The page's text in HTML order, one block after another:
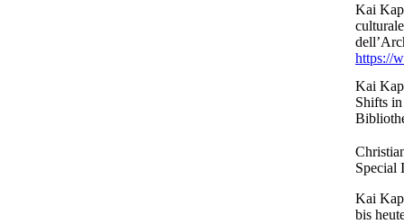
Kai
https://
Kai
Shifts
Special
Kai
bis